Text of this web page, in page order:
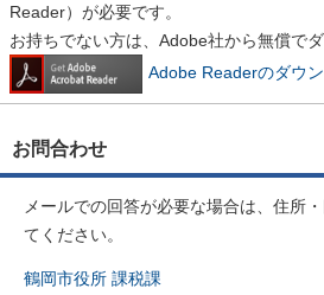
Reader）が必要です。
お持ちでない方は、Adobe社から無償で
Adobe Readerのダウ
お問合わせ
メールでの回答が必要な場合は、住所
てください。
鶴岡市役所 課税課